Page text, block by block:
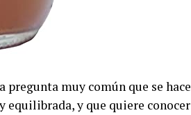
pregunta muy común que se hace
equilibrada, y que quiere conocer